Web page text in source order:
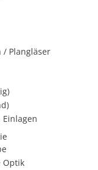
/ Plangläser
Optik